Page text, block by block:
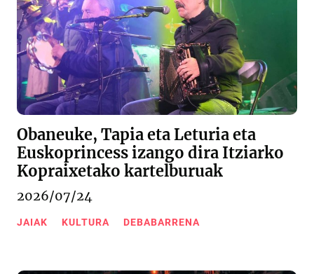
Obaneuke, Tapia eta Leturia eta
Euskoprincess izango dira Itziarko
Kopraixetako kartelburuak
2026/07/24
JAIAK KULTURA DEBABARRENA